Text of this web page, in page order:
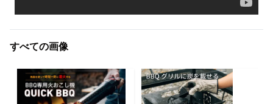
すべての画像